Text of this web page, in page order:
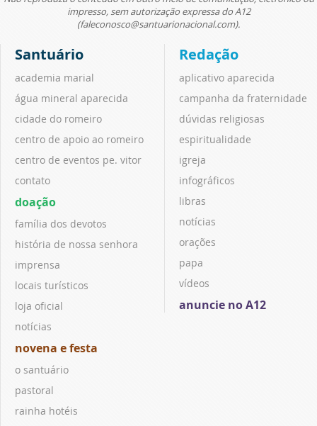
impresso, sem autorização expressa do A12
(faleconosco@santuarionacional.com).
Santuário
academia marial
água mineral aparecida
cidade do romeiro
centro de apoio ao romeiro
centro de eventos pe. vitor
contato
doação
família dos devotos
história de nossa senhora
imprensa
locais turísticos
loja oficial
notícias
novena e festa
o santuário
pastoral
rainha hotéis
Redação
aplicativo aparecida
campanha da fraternidade
dúvidas religiosas
espiritualidade
igreja
infográficos
libras
notícias
orações
papa
vídeos
anuncie no A12